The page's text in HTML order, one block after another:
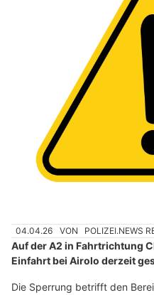
04.04.26 VON POLIZEI.NEWS
Auf der A2 in Fahrtrichtung
Einfahrt bei Airolo derzeit
Die Sperrung betrifft den